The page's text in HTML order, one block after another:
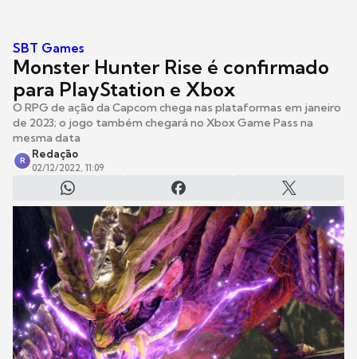
SBT Games
Monster Hunter Rise é confirmado
para PlayStation e Xbox
O RPG de ação da Capcom chega nas plataformas em janeiro
de 2023; o jogo também chegará no Xbox Game Pass na
mesma data
R
Redação
02/12/2022, 11:09